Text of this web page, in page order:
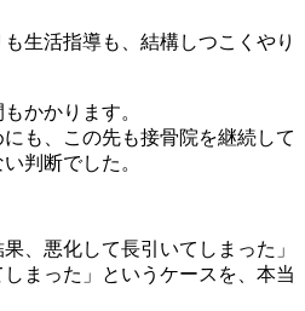
生活指導も、結構しつこくやり
かかります。
も、この先も接骨院を継続して
判断でした。
、悪化して長引いてしまった」
しまった」というケースを、本当